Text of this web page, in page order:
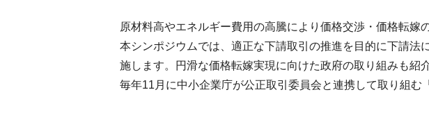
原材料高やエネルギー費用の高騰により価格交渉・価格転嫁
本シンポジウムでは、適正な下請取引の推進を目的に下請
施します。円滑な価格転嫁実現に向けた政府の取り組みも紹
毎年11月に中小企業庁が公正取引委員会と連携して取り組む